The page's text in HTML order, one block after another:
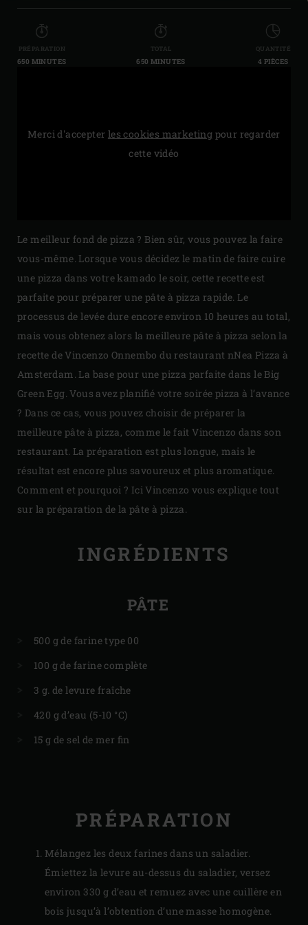
PRÉPARATION
650 MINUTES
TOTAL
650 MINUTES
QUANTITÉ
4 PIÈCES
Merci d'accepter les cookies marketing pour regarder
cette vidéo
Le meilleur fond de pizza ? Bien sûr, vous pouvez la faire
vous-même. Lorsque vous décidez le matin de faire cuire
une pizza dans votre kamado le soir, cette recette est
parfaite pour préparer une pâte à pizza rapide. Le
processus de levée dure encore environ 10 heures au total,
mais vous obtenez alors la meilleure pâte à pizza selon la
recette de Vincenzo Onnembo du restaurant nNea Pizza à
Amsterdam. La base pour une pizza parfaite dans le Big
Green Egg. Vous avez planifié votre soirée pizza à l’avance
? Dans ce cas, vous pouvez choisir de préparer la
meilleure pâte à pizza, comme le fait Vincenzo dans son
restaurant. La préparation est plus longue, mais le
résultat est encore plus savoureux et plus aromatique.
Comment et pourquoi ? Ici Vincenzo vous explique tout
sur la préparation de la pâte à pizza.
INGRÉDIENTS
PÂTE
500 g de farine type 00
100 g de farine complète
3 g. de levure fraîche
420 g d’eau (5-10 °C)
15 g de sel de mer fin
PRÉPARATION
Mélangez les deux farines dans un saladier.
Émiettez la levure au-dessus du saladier, versez
environ 330 g d’eau et remuez avec une cuillère en
bois jusqu’à l’obtention d’une masse homogène.